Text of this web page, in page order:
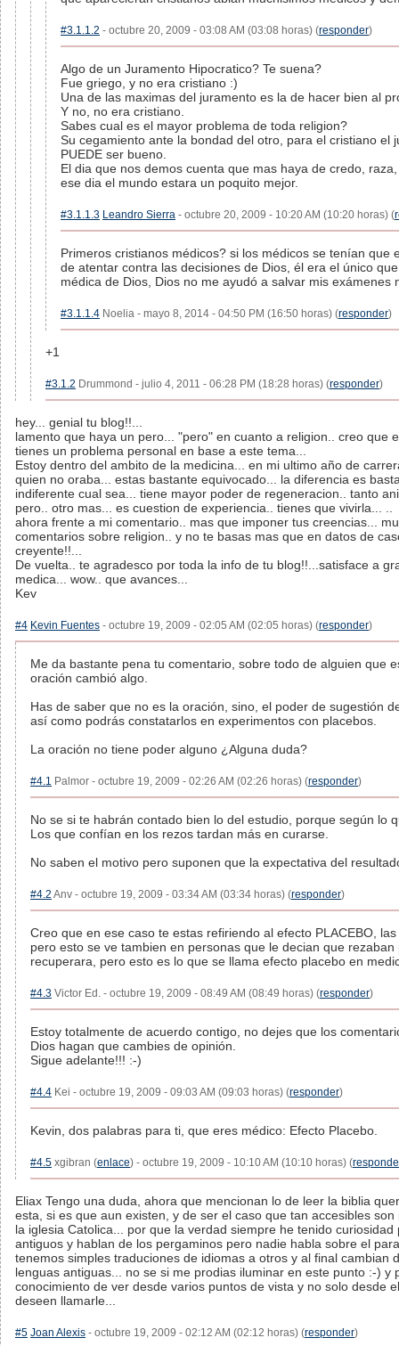
#3.1.1.2 - octubre 20, 2009 - 03:08 AM (03:08 horas) (responder)
Algo de un Juramento Hipocratico? Te suena?
Fue griego, y no era cristiano :)
Una de las maximas del juramento es la de hacer bien al
Y no, no era cristiano.
Sabes cual es el mayor problema de toda religion?
Su cegamiento ante la bondad del otro, para el cristiano
PUEDE ser bueno.
El dia que nos demos cuenta que mas haya de credo,
ese dia el mundo estara un poquito mejor.
#3.1.1.3 Leandro Sierra - octubre 20, 2009 - 10:20 AM (10:20 horas) (
Primeros cristianos médicos? si los médicos se tenían
de atentar contra las decisiones de Dios, él era el único
médica de Dios, Dios no me ayudó a salvar mis
#3.1.1.4 Noelia - mayo 8, 2014 - 04:50 PM (16:50 horas) (responder)
+1
#3.1.2 Drummond - julio 4, 2011 - 06:28 PM (18:28 horas) (responder)
hey... genial tu blog!!...
lamento que haya un pero... "pero" en cuanto a religion.. creo
tienes un problema personal en base a este tema...
Estoy dentro del ambito de la medicina... en mi ultimo año de
quien no oraba... estas bastante equivocado... la diferencia es
indiferente cual sea... tiene mayor poder de regeneracion.. tanto
pero.. otro mas... es cuestion de experiencia.. tienes que vivirla... ..
ahora frente a mi comentario.. mas que imponer tus creencias...
comentarios sobre religion.. y no te basas mas que en datos de
creyente!!...
De vuelta.. te agradesco por toda la info de tu blog!!...satisface a
medica... wow.. que avances...
Kev
#4 Kevin Fuentes - octubre 19, 2009 - 02:05 AM (02:05 horas) (responder)
Me da bastante pena tu comentario, sobre todo de alguien que
oración cambió algo.
Has de saber que no es la oración, sino, el poder de sugestión
así como podrás constatarlos en experimentos con placebos.
La oración no tiene poder alguno ¿Alguna duda?
#4.1 Palmor - octubre 19, 2009 - 02:26 AM (02:26 horas) (responder)
No se si te habrán contado bien lo del estudio, porque según
Los que confían en los rezos tardan más en curarse.
No saben el motivo pero suponen que la expectativa del
#4.2 Anv - octubre 19, 2009 - 03:34 AM (03:34 horas) (responder)
Creo que en ese caso te estas refiriendo al efecto PLACEBO,
pero esto se ve tambien en personas que le decian que
recuperara, pero esto es lo que se llama efecto placebo en
#4.3 Victor Ed. - octubre 19, 2009 - 08:49 AM (08:49 horas) (responder)
Estoy totalmente de acuerdo contigo, no dejes que los
Dios hagan que cambies de opinión.
Sigue adelante!!! :-)
#4.4 Kei - octubre 19, 2009 - 09:03 AM (09:03 horas) (responder)
Kevin, dos palabras para ti, que eres médico: Efecto Placebo.
#4.5 xgibran (enlace) - octubre 19, 2009 - 10:10 AM (10:10 horas) (
Eliax Tengo una duda, ahora que mencionan lo de leer la biblia
esta, si es que aun existen, y de ser el caso que tan accesibles
la iglesia Catolica... por que la verdad siempre he tenido
antiguos y hablan de los pergaminos pero nadie habla sobre el
tenemos simples traduciones de idiomas a otros y al final
lenguas antiguas... no se si me prodias iluminar en este punto :-)
conocimiento de ver desde varios puntos de vista y no solo desde
deseen llamarle...
#5 Joan Alexis - octubre 19, 2009 - 02:12 AM (02:12 horas) (responder)